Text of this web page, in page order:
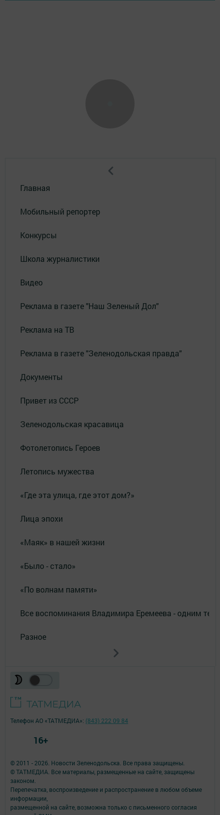
Главная
Мобильный репортер
Конкурсы
Школа журналистики
Видео
Реклама в газете "Наш Зеленый Дол"
Реклама на ТВ
Реклама в газете "Зеленодольская правда"
Документы
Привет из СССР
Зеленодольская красавица
Фотолетопись Героев
Летопись мужества
«Где эта улица, где этот дом?»
Лица эпохи
«Маяк» в нашей жизни
«Было - стало»
«По волнам памяти»
Все воспоминания Владимира Еремеева - одним
Разное
© 2011 - 2026. Новости Зеленодольска. Все права защищены.
© ТАТМЕДИА. Все материалы, размещенные на сайте, защищены
законом.
Перепечатка, воспроизведение и распространение в любом объеме
информации,
размещенной на сайте, возможна только с письменного согласия
Телефон АО «ТАТМЕДИА»: (843) 222 09 84
16+